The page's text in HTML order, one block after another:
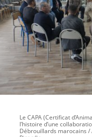
Le CAPA (Certificat
l’histoire d’une
Débrouillards marocains /